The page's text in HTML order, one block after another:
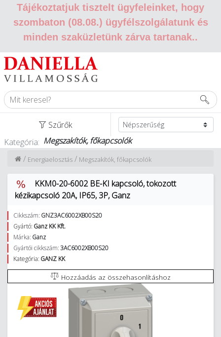
Tájékoztatjuk tisztelt ügyfeleinket, hogy
szombaton (08.08.) ügyfélszolgálatunk és
minden szaküzletünk zárva tartanak..
Szűrők
Kategória: Megszakítók, főkapcsolók
Megszakítók, főkapcsolók
/
Energiaelosztás
/
KKM0-20-6002 BE-KI kapcsoló, tokozott
kézikapcsoló 20A, IP65, 3P, Ganz
Cikkszám: GNZ3AC6002XB00S20
Gyártó: Ganz KK Kft.
Márka: Ganz
Gyártói cikkszám:3AC6002XB00S20
Kategória: GANZ KK
Hozzáadás az összehasonlításhoz